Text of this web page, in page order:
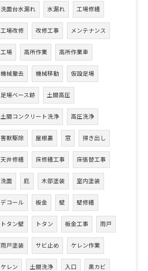
洗面台水漏れ 水漏れ 工場修繕
工場改修 改修工事 メンテナンス
工場 高所作業 高所作業車
機械撤去 機械移動 仮設足場
足場ベース跡 土間高圧
土間コンクリート洗浄 高圧洗浄
害獣駆除 屋根裏 窓 掃き出し
天井修繕 床修繕工事 床張替工事
洗面 庇 木部塗装 室内塗装
デコール 板金 壁 壁修繕
トタン壁 トタン 板金工事 雨戸
雨戸塗装 サビ止め ケレン作業
ケレン 土間洗浄 入口 黒カビ